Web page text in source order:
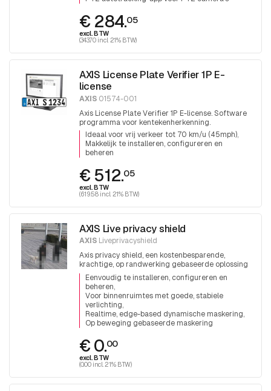
€ 284.05
excl. BTW
(343.70 incl. 21% BTW)
AXIS License Plate Verifier 1P E-
license
AXIS 01574-001
Axis License Plate Verifier 1P E-license. Software
programma voor kentekenherkenning.
Ideaal voor vrij verkeer tot 70 km/u (45mph)
Makkelijk te installeren, configureren en
beheren
€ 512.05
excl. BTW
(619.58 incl. 21% BTW)
AXIS Live privacy shield
AXIS Liveprivacyshield
Axis privacy shield, een kostenbesparende,
krachtige, op randwerking gebaseerde oplossing
om privacy te beschermen.
Eenvoudig te installeren, configureren en
beheren
Voor binnenruimtes met goede, stabiele
verlichting
Realtime, edge-based dynamische maskering
Op beweging gebaseerde maskering
€ 0.00
excl. BTW
(0.00 incl. 21% BTW)